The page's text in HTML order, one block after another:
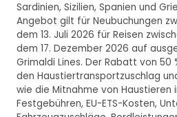
Sardinien, Sizilien, Spanien und
Angebot gilt für Neubuchungen
dem 13. Juli 2026 für Reisen
dem 17. Dezember 2026 auf
Grimaldi Lines. Der Rabatt von 50
den Haustiertransportzuschlag
wie die Mitnahme von Haustieren
Festgebühren, EU-ETS-Kosten,